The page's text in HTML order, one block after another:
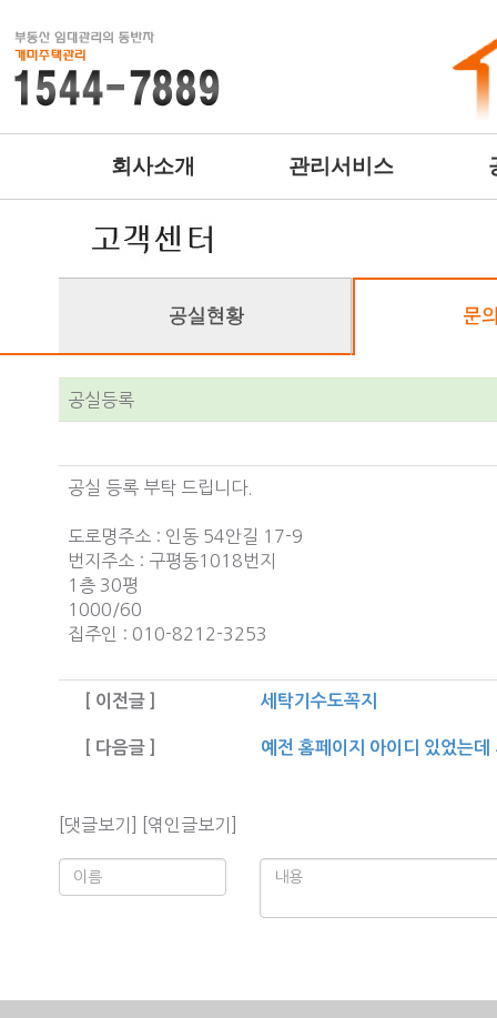
회사소개 관리서비스
공실등록
공실 등록 부탁 드립니다.
도로명주소 : 인동 54안길 17-9
번지주소 : 구평동1018번지
1층 30평
1000/60
집주인 : 010-8212-3253
[ 이전글 ] 세탁기수도꼭지
[ 다음글 ] 예전 홈페이지 아이디 있었는데
[댓글보기] [엮인글보기]